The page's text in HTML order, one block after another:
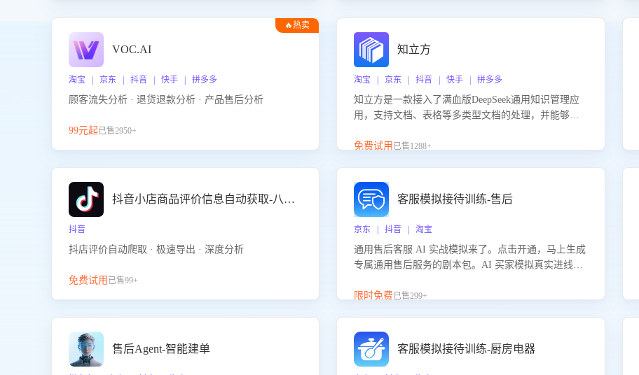
🔥热卖
VOC.AI
淘宝 | 京东 | 抖音 | 快手 | 拼多多
顾客流失分析 · 退货退款分析 · 产品售后分析
99元起已售2950+
知立方
淘宝 | 京东 | 抖音 | 快手 | 拼多多
知立方是一款接入了满血版DeepSeek通用知识管理应
用，支持文档、表格等多类型文档的处理，并能够基
景提供强大的知识支持，帮助用户高效管理和利用知
免费试用 已售1288+
抖音小店商品评价信息自动获取-八爪鱼
抖音
抖店评价自动爬取 · 极速导出 · 深度分析
免费试用 已售99+
客服模拟接待训练-售后
京东 | 抖音 | 淘宝
通用售后客服 AI 实战模拟来了。点击开通，马上生成
专属通用售后服务的剧本包。AI 买家模拟真实进线咨
咨询等售后场景的应对要点，轻松提升服务能力。
限时免费已售299+
售后Agent-智能建单 客服模拟接待训练-厨房电器